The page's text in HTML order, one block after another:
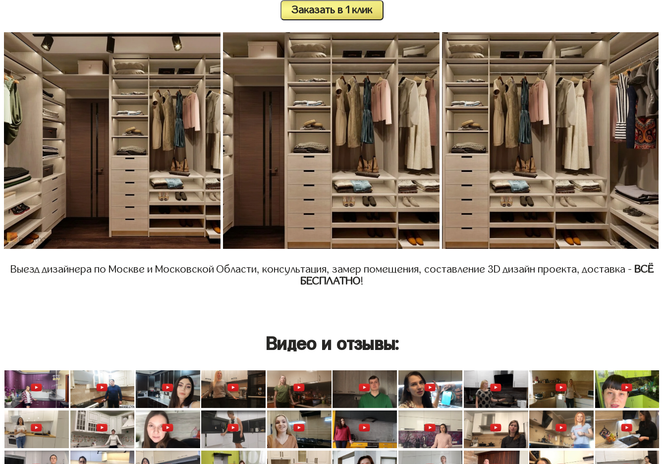
Заказать в 1 клик
Выезд дизайнера по Москве и Московской Области, консультация, замер помещения, составление 3D дизайн проекта, доставка - ВСЁ
БЕСПЛАТНО!
Видео и отзывы: